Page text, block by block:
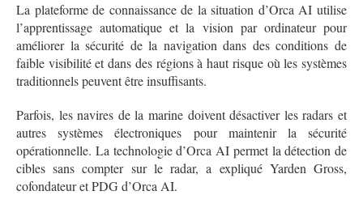
La plateforme de connaissance de la situation d’Orca AI utilise
l’apprentissage automatique et la vision par ordinateur pour
améliorer la sécurité de la navigation dans des conditions de
faible visibilité et dans des régions à haut risque où les systèmes
traditionnels peuvent être insuffisants.
Parfois, les navires de la marine doivent désactiver les radars et
autres systèmes électroniques pour maintenir la sécurité
opérationnelle. La technologie d’Orca AI permet la détection de
cibles sans compter sur le radar, a expliqué Yarden Gross,
cofondateur et PDG d’Orca AI.